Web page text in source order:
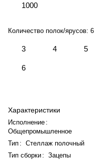
1000
Количество полок/ярусов: 6
3 4 5
6
Характеристики
Исполнение :
Общепромышленное
Тип : Стеллаж полочный
Тип сборки: Зацепы